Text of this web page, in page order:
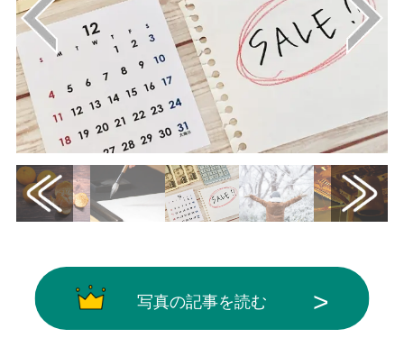
写真の記事を読む